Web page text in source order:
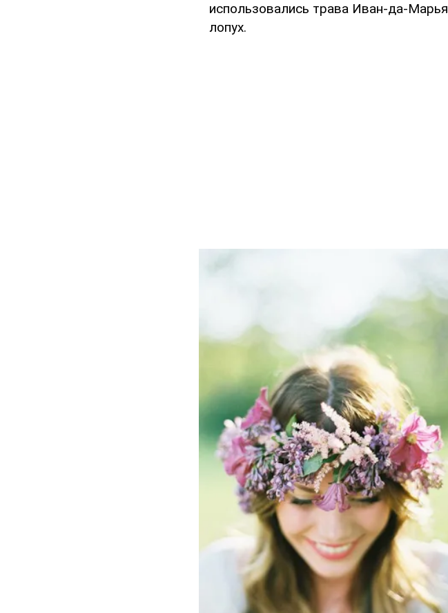
использовались трава Иван-да-
лопух.